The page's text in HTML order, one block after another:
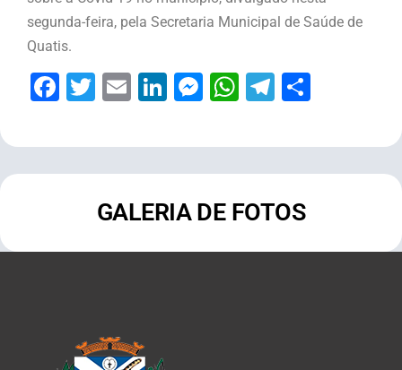
segunda-feira, pela Secretaria Municipal de Saúde de
Quatis.
Facebook
Twitter
EmailLinkedIn
Messenger
WhatsApp
Telegram
GALERIA DE FOTOS